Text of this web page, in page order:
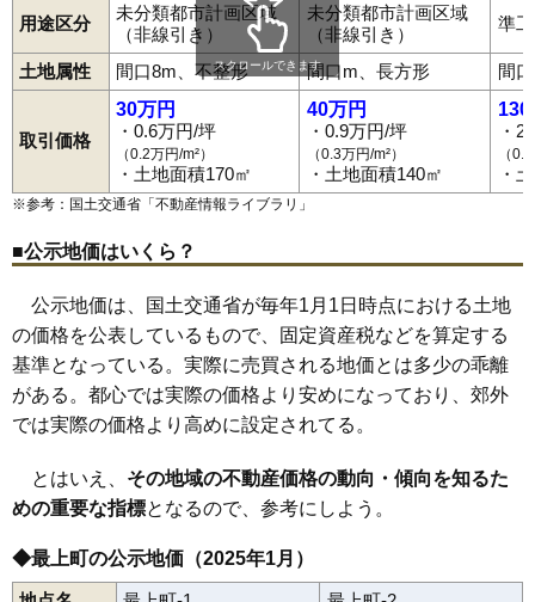
用途区分
未分類都市計画区域
（非線引き）
未分類都市計画区域
（非線引き）
準
土地属性 間口8m、不整形 間口m、長方形 間
取引価格
30万円
・0.6万円/坪
（0.2万円/m²）
・土地面積170㎡
40万円
・0.9万円/坪
（0.3万円/m²）
・土地面積140㎡
130
・
（
・
スクロールできます
※参考：国土交通省「不動産情報ライブラリ 」
■公示地価はいくら？
公示地価は、国土交通省が毎年1月1日時点における土地
の価格を公表しているもので、固定資産税などを算定する
基準となっている。実際に売買される地価とは多少の乖離
がある。都心では実際の価格より安めになっており、郊外
では実際の価格より高めに設定されてる。
とはいえ、 その地域の不動産価格の動向・傾向を知るた
めの重要な指標となるので、参考にしよう。
◆最上町の公示地価（2025年1月）